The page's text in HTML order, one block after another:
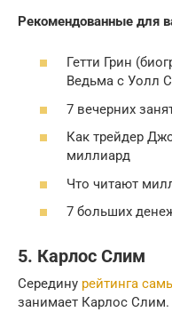
Рекомендованные для
Гетти Грин
Ведьма с Уолл
7 вечерних
Как трейдер
миллиард
Что читают
7 больших
5. Карлос Слим
Середину рейтинга
занимает Карлос Слим.